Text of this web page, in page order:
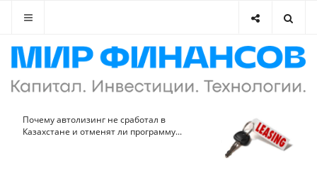
Почему автолизинг не сработал в
Казахстане и отменят ли программу...